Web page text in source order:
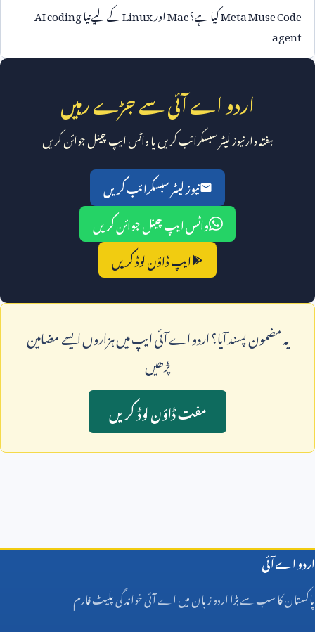
Meta Muse Codeکیا ہے؟MacاورLinuxکے لیے نیاAI coding
agent
اردو اے آئی سے جڑے رہیں
ہفتہ وار نیوز لیٹر سبسکرائب کریں یا واٹس ایپ چینل جوائن کریں
نیوز لیٹر سبسکرائب کریں
واٹس ایپ چینل جوائن کریں
ایپ ڈاؤن لوڈ کریں
يہ مضمون پسند آيا؟ اردو اے آئی ايپ ميں ہزاروں ايسے مضامين
پڑھيں
مفت ڈاؤن لوڈ کريں
اردو اے آئی
پاکستان کا سب سے بڑا اردو زبان میں اے آئی خواندگی پلیٹ فارم